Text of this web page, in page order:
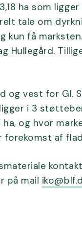
ha som
tale om
få
Hullegård.
og vest for Gl.
i 3
ha, og hvor
af
på mail